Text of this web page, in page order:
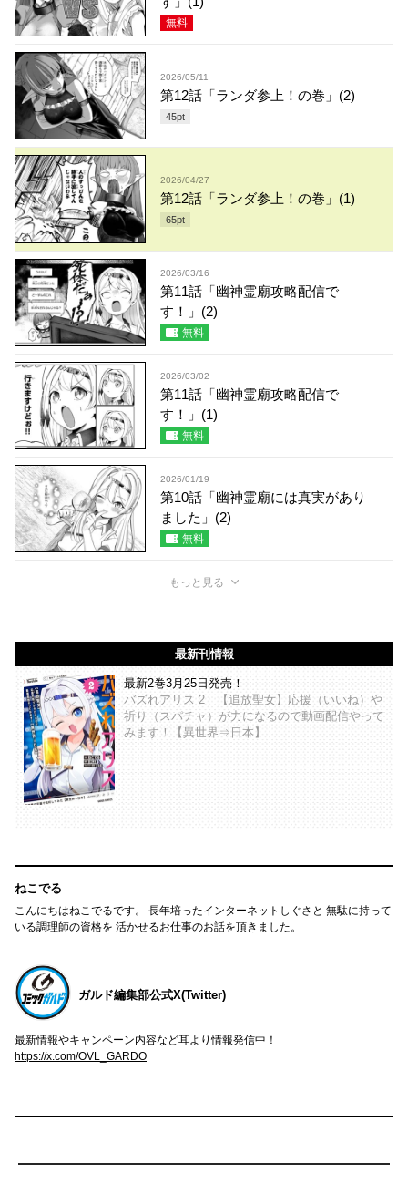
無料
2026/05/11
第12話「ランダ参上！の巻」(2)
45pt
2026/04/27
第12話「ランダ参上！の巻」(1)
65pt
2026/03/16
第11話「幽神霊廟攻略配信で
す！」(2)
無料
2026/03/02
第11話「幽神霊廟攻略配信で
す！」(1)
無料
2026/01/19
第10話「幽神霊廟には真実があり
ました」(2)
無料
もっと見る
最新刊情報
最新2巻3月25日発売！
バズれアリス 2 【追放聖女】応援（いいね）や
祈り（スパチャ）が力になるので動画配信やって
みます！【異世界⇒日本】
ねこでる
こんにちはねこでるです。 長年培ったインターネットしぐさと 無駄に持って
いる調理師の資格を 活かせるお仕事のお話を頂きました。
ガルド編集部公式X(Twitter)
最新情報やキャンペーン内容など耳より情報発信中！
https://x.com/OVL_GARDO